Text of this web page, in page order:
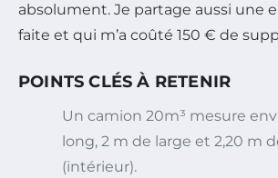
absolument. Je partage aussi une
faite et qui m’a coûté 150 € de
POINTS CLÉS À RETENIR
Un camion 20m³ mesure
long, 2 m de large et 2,20 m
(intérieur).